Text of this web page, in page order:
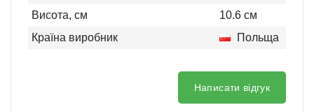
Висота, см
10.6 см
Країна виробник
Польща
Написати відгук